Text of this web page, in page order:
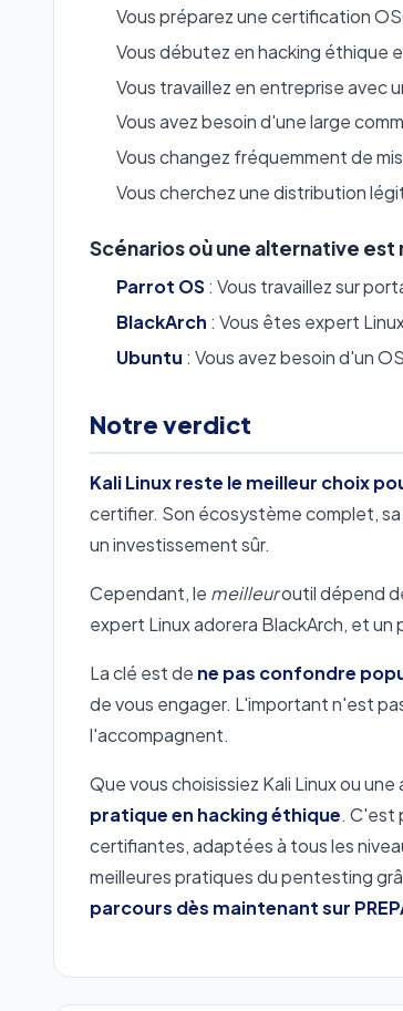
Vous préparez une certification
Vous débutez en hacking éthique
Vous travaillez en entreprise avec
Vous avez besoin d'une large
Vous changez fréquemment de
Vous cherchez une distribution
Scénarios où une alternative est
Parrot OS: Vous travaillez sur
BlackArch : Vous êtes expert
Ubuntu : Vous avez besoin d'un
Notre verdict
Kali Linux reste le meilleur choix
certifier. Son écosystème complet,
un investissement sûr.
Cependant, le meilleuroutil dépend
expert Linux adorera BlackArch, et
La clé est de ne pas confondre
de vous engager. L'important n'est
l'accompagnent.
Que vous choisissiez Kali Linux ou
pratique en hacking éthique. C'est
certifiantes, adaptées à tous les
meilleures pratiques du pentesting
parcours dès maintenant sur